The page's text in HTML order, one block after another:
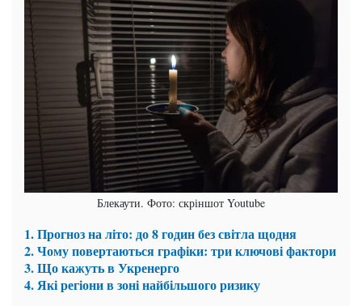
Блекаути. Фото: скріншот Youtube
1. Прогноз на літо: до 8 годин без світла щодня
2. Чому повертаються графіки: три ключові фактори
3. Що кажуть в Укренерго
4. Які регіони в зоні найбільшого ризику